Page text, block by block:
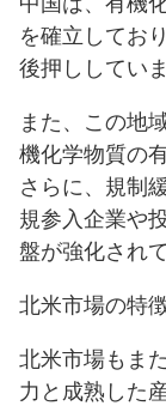
を確立してお
後押ししていま
また、この地
機化学物質の
さらに、規制
規参入企業や
盤が強化され
北米市場の特
北米市場もま
力と成熟した